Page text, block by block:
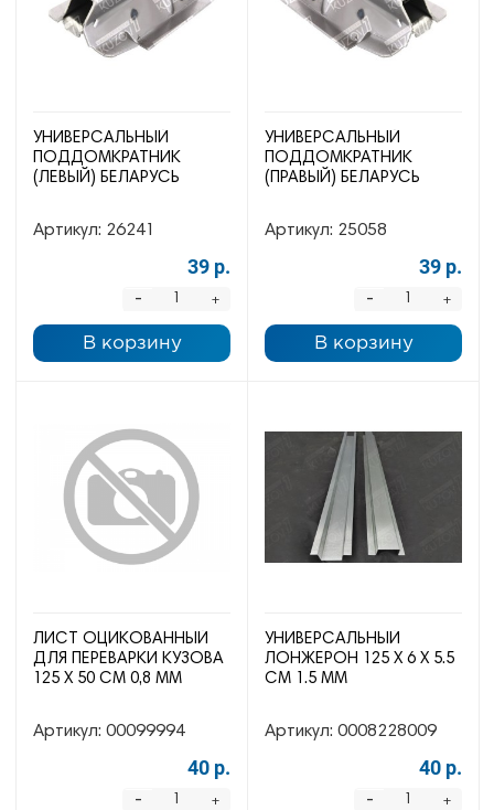
УНИВЕРСАЛЬНЫЙ
ПОДДОМКРАТНИК
(ЛЕВЫЙ) БЕЛАРУСЬ
Артикул: 26241
39 р.
+
-
В корзину
УНИВЕРСАЛЬНЫЙ
ПОДДОМКРАТНИК
(ПРАВЫЙ) БЕЛАРУСЬ
Артикул: 25058
39 р.
+
-
В корзину
ЛИСТ ОЦИКОВАННЫЙ
ДЛЯ ПЕРЕВАРКИ КУЗОВА
125 Х 50 СМ 0,8 ММ
Артикул: 00099994
40 р.
+
-
УНИВЕРСАЛЬНЫЙ
ЛОНЖЕРОН 125 Х 6 Х 5.5
СМ 1.5 ММ
Артикул: 0008228009
40 р.
+
-